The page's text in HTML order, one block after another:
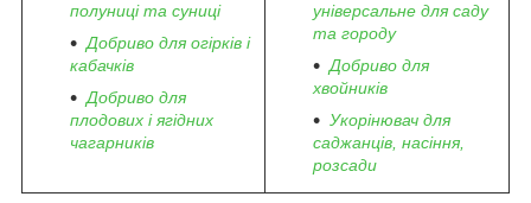
полуниці та суниці
Добриво для огірків і
кабачків
Добриво для
плодових і ягідних
чагарників
універсальне для саду
та городу
Добриво для
хвойників
Укорінювач для
саджанців, насіння,
розсади